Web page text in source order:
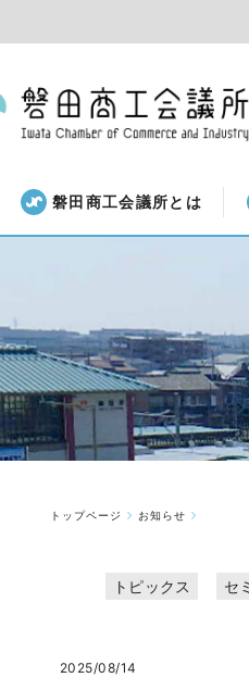
磐田商工会議所とは
トップページ お知らせ
トピックス セ
2025/08/14